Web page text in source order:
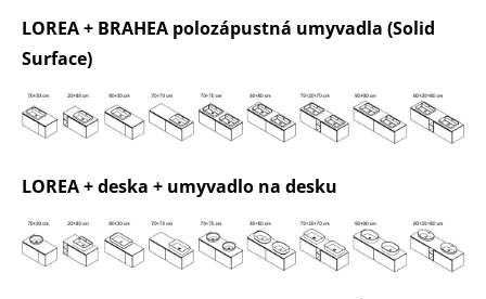
LOREA + BRAHEA polozápustná umyvadla (Solid
Surface)
LOREA + deska + umyvadlo na desku